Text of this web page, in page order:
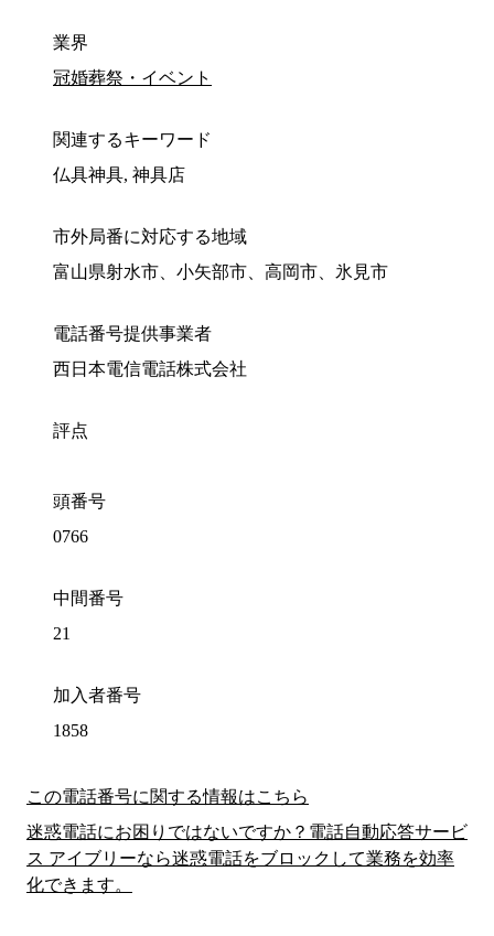
業界
冠婚葬祭・イベント
関連するキーワード
仏具神具, 神具店
市外局番に対応する地域
富山県射水市、小矢部市、高岡市、氷見市
電話番号提供事業者
西日本電信電話株式会社
評点
頭番号
0766
中間番号
21
加入者番号
1858
この電話番号に関する情報はこちら
迷惑電話にお困りではないですか？電話自動応答サービ
ス アイブリーなら迷惑電話をブロックして業務を効率
化できます。